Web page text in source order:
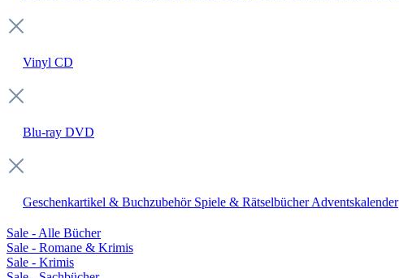
Vinyl CD
Blu-ray DVD
Geschenkartikel & Buchzubehör Spiele & RätselbücherAdventskalender
Sale - Alle Bücher
Sale - Romane & Krimis
Sale - Krimis